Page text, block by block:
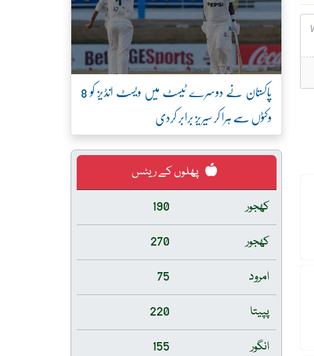
پاکستان نے دوسرے ٹیسٹ میں ویسٹ انڈیز کو 8
وکٹوں سے ہرا کر سیریز برابر کردی
پھلوں کے ریٹس
کھجور
190
کھجور
270
امرود
75
پپیتا
220
انگور
155